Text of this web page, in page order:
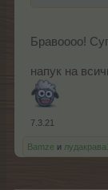
Бравоооо!
напук на
7.3.21
Bamze и